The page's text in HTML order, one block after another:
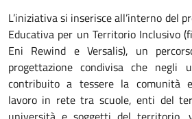
L’iniziativa si inserisce all’interno del
Educativa per un Territorio Inclusivo
Eni Rewind e Versalis), un
progettazione condivisa che negli
contribuito a tessere la comunità
lavoro in rete tra scuole, enti del